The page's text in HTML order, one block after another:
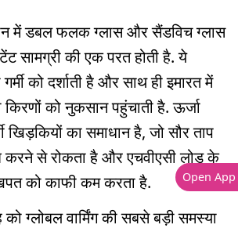
में डबल फलक ग्लास और सैंडविच ग्लास
सामग्री की एक परत होती है. ये
को दर्शाती है और साथ ही इमारत में
को नुकसान पहुंचाती है. ऊर्जा
खिड़कियों का समाधान है, जो सौर ताप
करने से रोकता है और एचवीएसी लोड के
को काफी कम करता है.
को ग्लोबल वार्मिंग की सबसे बड़ी समस्या
Open App